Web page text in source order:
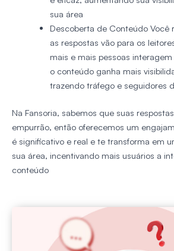
sua área
Descoberta de ConteúdoVocê
as respostas vão para os
mais e mais pessoas
o conteúdo ganha mais
trazendo tráfego e seguidores
Na Fansoria, sabemos que suas
empurrão, então oferecemos um
é significativo e real e te transforma em
sua área, incentivando mais usuários a
conteúdo